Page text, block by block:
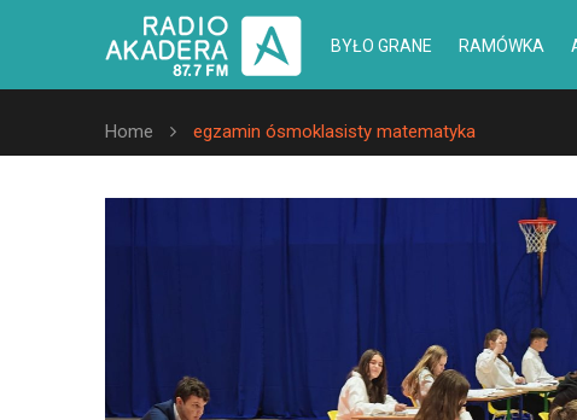
BYŁO GRANE RAMÓWKA
Home egzamin ósmoklasisty matematyka